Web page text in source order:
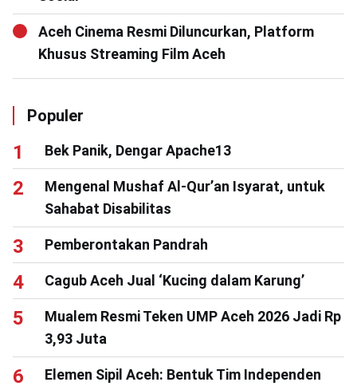
Aceh Cinema Resmi Diluncurkan, Platform
Khusus Streaming Film Aceh
Populer
Bek Panik, Dengar Apache13
Mengenal Mushaf Al-Qur’an Isyarat, untuk
Sahabat Disabilitas
Pemberontakan Pandrah
Cagub Aceh Jual ‘Kucing dalam Karung’
Mualem Resmi Teken UMP Aceh 2026 Jadi Rp
3,93 Juta
Elemen Sipil Aceh: Bentuk Tim Independen